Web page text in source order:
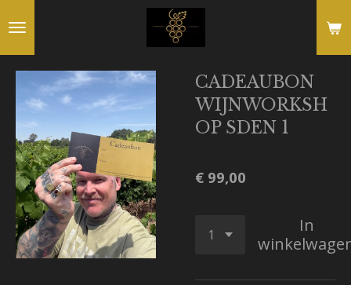
hoofdinhoud
CADEAUBON
WIJNWORKSH
OP SDEN 1
€ 99,00
In